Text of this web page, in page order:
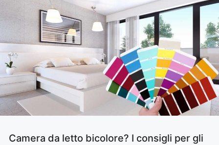
Camera da letto bicolore? I consigli per gli